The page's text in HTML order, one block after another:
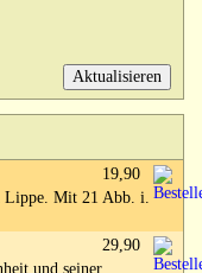
Lippe. Mit 21 Abb. i.
19,90
und seiner
29,90